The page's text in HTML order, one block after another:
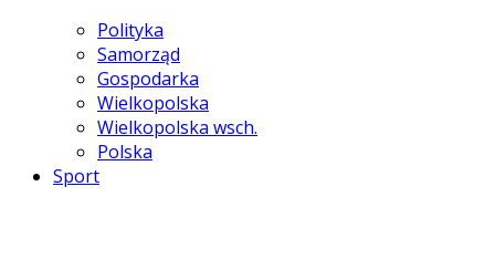
Polityka
Samorząd
Gospodarka
Wielkopolska
Wielkopolska wsch.
Polska
Sport